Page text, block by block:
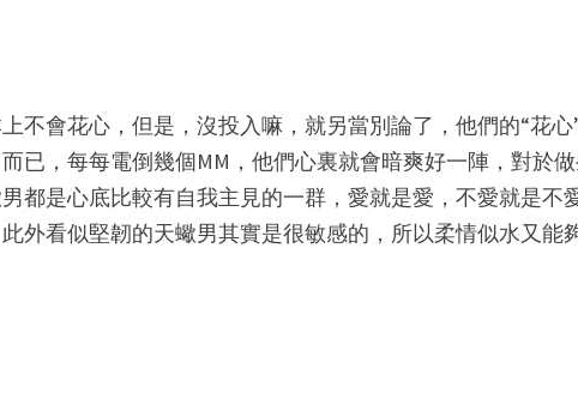
不會花心，但是，沒投入嘛，就另當別論了，他們的“花心
已，每每電倒幾個MM，他們心裏就會暗爽好一陣，對於
都是心底比較有自我主見的一群，愛就是愛，不愛就是不
外看似堅韌的天蠍男其實是很敏感的，所以柔情似水又能